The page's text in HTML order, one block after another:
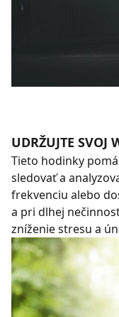
UDRŽUJTE SVOJ
Tieto hodinky
sledovať a
frekvenciu alebo
a pri dlhej
zníženie stresu a